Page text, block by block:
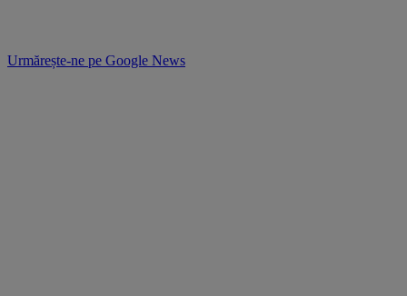
Urmărește-ne pe Google News